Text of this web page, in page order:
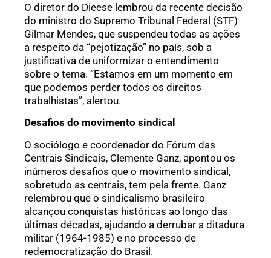
O diretor do Dieese lembrou da recente decisão
do ministro do Supremo Tribunal Federal (STF)
Gilmar Mendes, que suspendeu todas as ações
a respeito da “pejotização” no país, sob a
justificativa de uniformizar o entendimento
sobre o tema. “Estamos em um momento em
que podemos perder todos os direitos
trabalhistas”, alertou.
Desafios do movimento sindical
O sociólogo e coordenador do Fórum das
Centrais Sindicais, Clemente Ganz, apontou os
inúmeros desafios que o movimento sindical,
sobretudo as centrais, tem pela frente. Ganz
relembrou que o sindicalismo brasileiro
alcançou conquistas históricas ao longo das
últimas décadas, ajudando a derrubar a ditadura
militar (1964-1985) e no processo de
redemocratização do Brasil.